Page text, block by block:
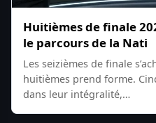
Huitièmes de finale
le parcours de la Nati
Les seizièmes de finale
huitièmes prend forme.
dans leur intégralité,…